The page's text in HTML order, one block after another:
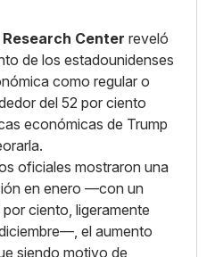
Research Center reveló
de los estadounidenses
como regular o
del 52 por ciento
económicas de Trump
oficiales mostraron una
en enero —con un
ciento, ligeramente
el aumento
siendo motivo de